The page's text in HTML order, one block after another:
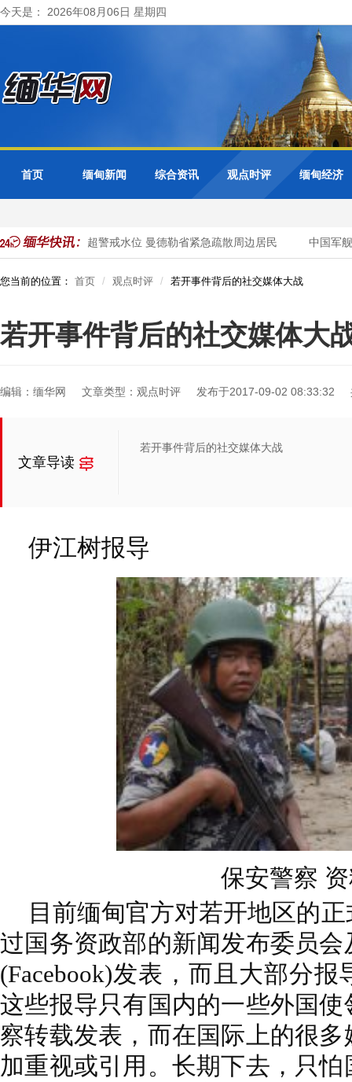
今天是： 2026年08月06日 星期四
首页 缅甸新闻 综合资讯 观点时评 缅甸经济
色都基水库超警戒水位 曼德勒省紧急疏散周边居民 中国军舰
您当前的位置： 首页 观点时评 若开事件背后的社交媒体大战
若开事件背后的社交媒体大
编辑：缅华网 文章类型：观点时评 发布于2017-09-02 08:33:32
文章导读
若开事件背后的社交媒体大战
伊江树报导
保安警察
目前缅甸官方对若开地区的
过国务资政部的新闻发布委员
(Facebook)发表，而且大部分
这些报导只有国内的一些外国
察转载发表，而在国际上的很
加重视或引用。长期下去，只